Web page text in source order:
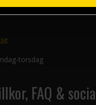
torsdag
FAQ &